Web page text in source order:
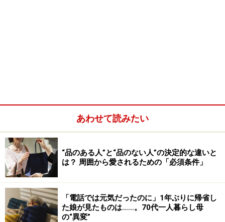
あわせて読みたい
“品のある人”と“品のない人”の決定的な違いと
は？ 周囲から愛されるための「必須条件」
「電話では元気だったのに」1年ぶりに帰省し
た娘が見たものは……。70代一人暮らし母
の“異変”